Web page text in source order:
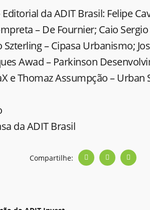
da ADIT Brasil: Felipe
– De Fournier; Caio
– Cipasa Urbanismo;
Awad – Parkinson
e Thomaz Assumpção – Urban
da ADIT Brasil
Compartilhe: